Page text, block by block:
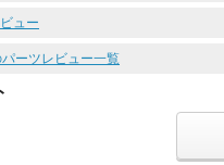
ュー
ーツレビュー一覧